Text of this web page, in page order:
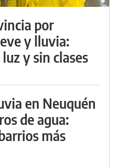
por
y lluvia:
y sin clases
en Neuquén
de agua:
más